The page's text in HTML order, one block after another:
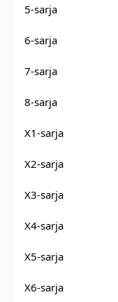
5-sarja
6-sarja
7-sarja
8-sarja
X1-sarja
X2-sarja
X3-sarja
X4-sarja
X5-sarja
X6-sarja